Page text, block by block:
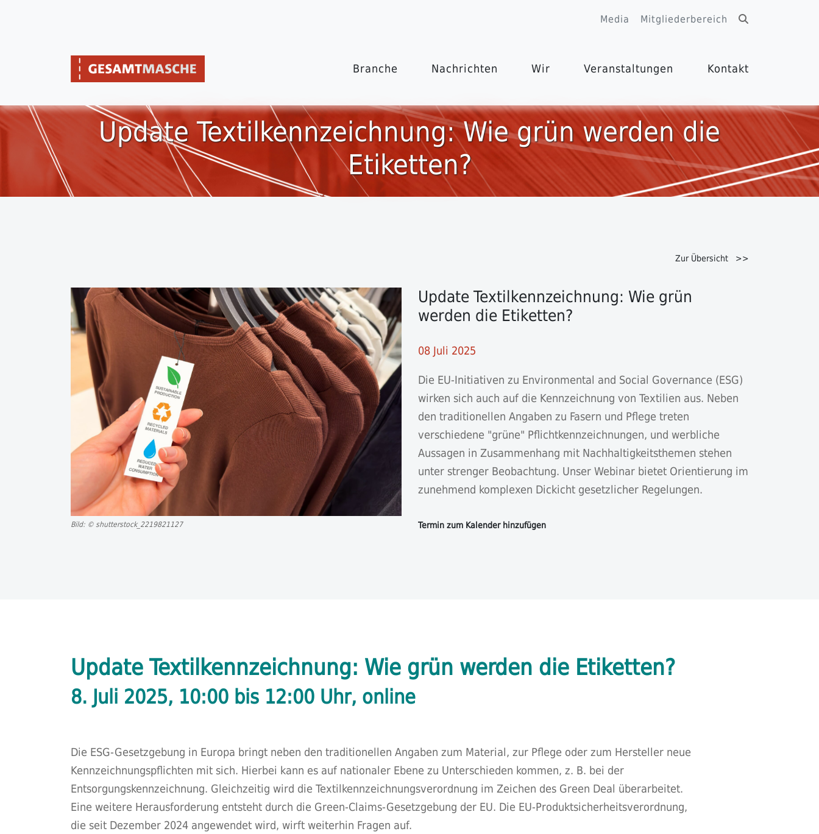
Media Mitgliederbereich
Branche Nachrichten Wir Veranstaltungen Kontakt
Update Textilkennzeichnung: Wie grün werden die
Etiketten?
Zur Übersicht >>
Bild: © shutterstock_2219821127
Update Textilkennzeichnung: Wie grün
werden die Etiketten?
08 Juli 2025
Die EU-Initiativen zu Environmental and Social Governance (ESG)
wirken sich auch auf die Kennzeichnung von Textilien aus. Neben
den traditionellen Angaben zu Fasern und Pflege treten
verschiedene "grüne" Pflichtkennzeichnungen, und werbliche
Aussagen in Zusammenhang mit Nachhaltigkeitsthemen stehen
unter strenger Beobachtung. Unser Webinar bietet Orientierung im
zunehmend komplexen Dickicht gesetzlicher Regelungen.
Update Textilkennzeichnung: Wie grün werden die Etiketten?
8. Juli 2025, 10:00 bis 12:00 Uhr, online
Die ESG-Gesetzgebung in Europa bringt neben den traditionellen Angaben zum Material, zur Pflege oder zum Hersteller neue
Kennzeichnungspflichten mit sich. Hierbei kann es auf nationaler Ebene zu Unterschieden kommen, z. B. bei der
Entsorgungskennzeichnung. Gleichzeitig wird die Textilkennzeichnungsverordnung im Zeichen des Green Deal überarbeitet.
Eine weitere Herausforderung entsteht durch die Green-Claims-Gesetzgebung der EU. Die EU-Produktsicherheitsverordnung,
die seit Dezember 2024 angewendet wird, wirft weiterhin Fragen auf.